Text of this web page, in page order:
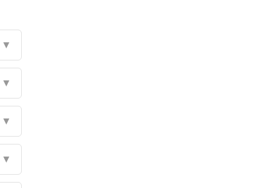
▼
▼
▼
▼